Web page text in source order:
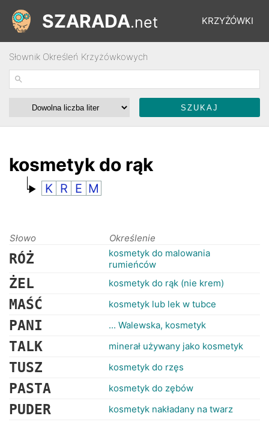
KRZYŻÓWKI
ŁAMIGŁÓWKI
SZARADA.net
Słownik Określeń Krzyżówkowych
kosmetyk do rąk
K R E M
Słowo Określenie
RÓŻ
kosmetyk do malowania
rumieńców
ŻEL kosmetyk do rąk (nie krem)
MAŚĆ kosmetyk lub lek w tubce
PANI ... Walewska, kosmetyk
TALK minerał używany jako kosmetyk
TUSZ kosmetyk do rzęs
PASTA kosmetyk do zębów
PUDER kosmetyk nakładany na twarz